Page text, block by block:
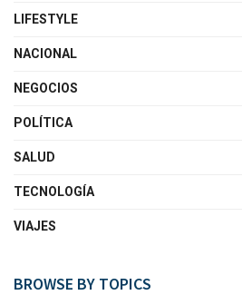
LIFESTYLE
NACIONAL
NEGOCIOS
POLÍTICA
SALUD
TECNOLOGÍA
VIAJES
BROWSE BY TOPICS